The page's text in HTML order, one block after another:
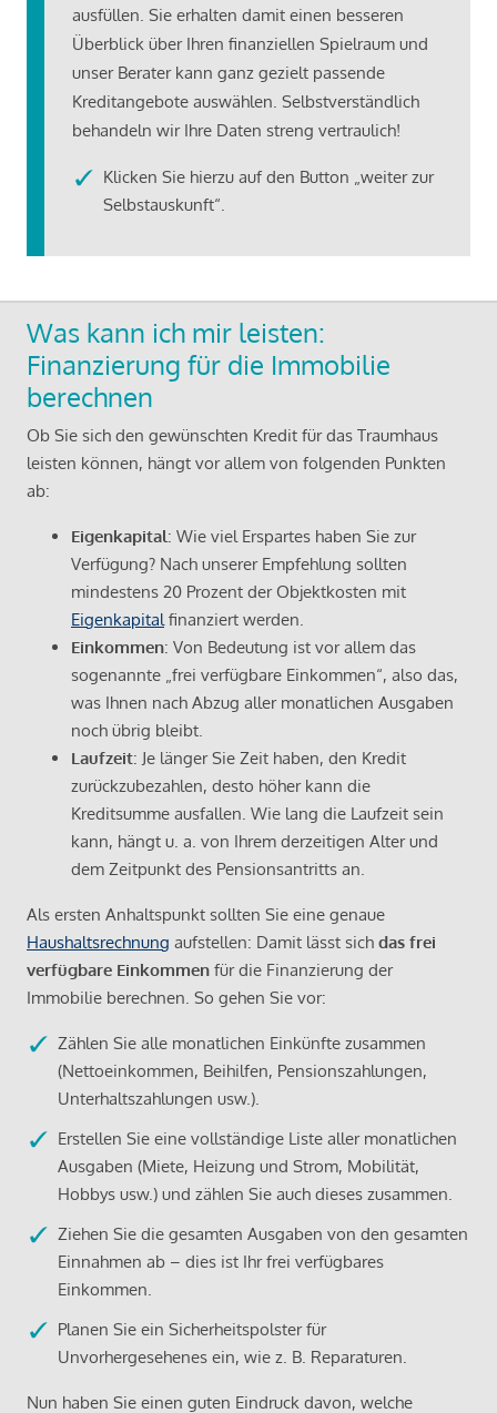
ausfüllen. Sie erhalten damit einen besseren
Überblick über Ihren finanziellen Spielraum und
unser Berater kann ganz gezielt passende
Kreditangebote auswählen. Selbstverständlich
behandeln wir Ihre Daten streng vertraulich!
Klicken Sie hierzu auf den Button „weiter zur
Selbstauskunft“.
Was kann ich mir leisten:
Finanzierung für die Immobilie
berechnen
Ob Sie sich den gewünschten Kredit für das Traumhaus
leisten können, hängt vor allem von folgenden Punkten
ab:
Eigenkapital: Wie viel Erspartes haben Sie zur
Verfügung? Nach unserer Empfehlung sollten
mindestens 20 Prozent der Objektkosten mit
Eigenkapital finanziert werden.
Einkommen: Von Bedeutung ist vor allem das
sogenannte „frei verfügbare Einkommen“, also das,
was Ihnen nach Abzug aller monatlichen Ausgaben
noch übrig bleibt.
Laufzeit: Je länger Sie Zeit haben, den Kredit
zurückzubezahlen, desto höher kann die
Kreditsumme ausfallen. Wie lang die Laufzeit sein
kann, hängt u. a. von Ihrem derzeitigen Alter und
dem Zeitpunkt des Pensionsantritts an.
Als ersten Anhaltspunkt sollten Sie eine genaue
Haushaltsrechnung aufstellen: Damit lässt sich das frei
verfügbare Einkommen für die Finanzierung der
Immobilie berechnen. So gehen Sie vor:
Zählen Sie alle monatlichen Einkünfte zusammen
(Nettoeinkommen, Beihilfen, Pensionszahlungen,
Unterhaltszahlungen usw.).
Erstellen Sie eine vollständige Liste aller monatlichen
Ausgaben (Miete, Heizung und Strom, Mobilität,
Hobbys usw.) und zählen Sie auch dieses zusammen.
Ziehen Sie die gesamten Ausgaben von den gesamten
Einnahmen ab – dies ist Ihr frei verfügbares
Einkommen.
Planen Sie ein Sicherheitspolster für
Unvorhergesehenes ein, wie z. B. Reparaturen.
Nun haben Sie einen guten Eindruck davon, welche